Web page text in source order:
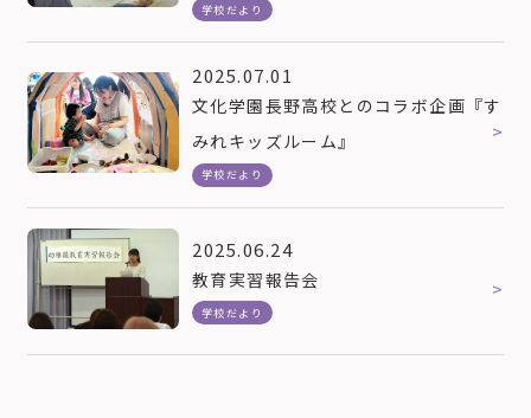
学校だより
2025.07.01
文化学園長野高校とのコラボ企画『す
みれキッズルーム』
学校だより
2025.06.24
教育実習報告会
学校だより